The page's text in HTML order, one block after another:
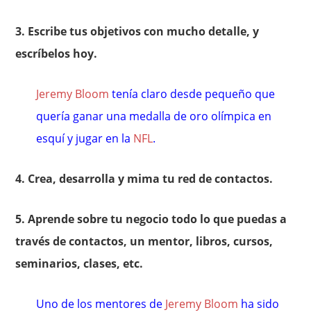
3. Escribe tus objetivos con mucho detalle, y
escríbelos hoy.
Jeremy Bloom tenía claro desde pequeño que
quería ganar una medalla de oro olímpica en
esquí y jugar en la NFL.
4. Crea, desarrolla y mima tu red de contactos.
5. Aprende sobre tu negocio todo lo que puedas a
través de contactos, un mentor, libros, cursos,
seminarios, clases, etc.
Uno de los mentores de Jeremy Bloom ha sido